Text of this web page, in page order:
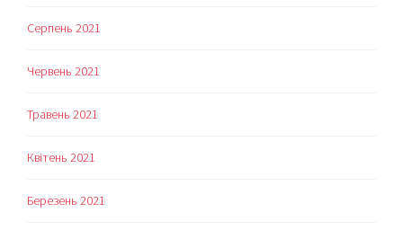
Серпень 2021
Червень 2021
Травень 2021
Квітень 2021
Березень 2021